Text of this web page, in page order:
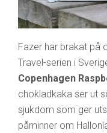
Fazer har brakat på
Travel-serien i
Copenhagen
chokladkaka ser ut
sjukdom som ger
påminner om